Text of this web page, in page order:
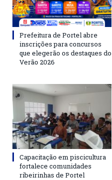
Prefeitura de Portel abre
inscrições para concursos
que elegerão os destaques do
Verão 2026
Capacitação em piscicultura
fortalece comunidades
ribeirinhas de Portel